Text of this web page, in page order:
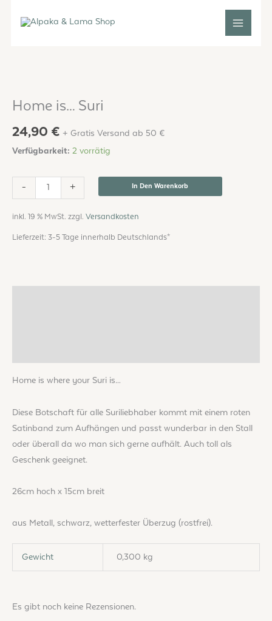
Inhalt
Home is… Suri
24,90 € + Gratis Versand ab 50 €
Verfügbarkeit: 2 vorrätig
-
Suri
+ In Den Warenkorb
inkl. 19 % MwSt. zzgl. Versandkosten
Lieferzeit: 3-5 Tage innerhalb Deutschlands*
Home is where your Suri is…
Diese Botschaft für alle Suriliebhaber kommt mit einem roten
Satinband zum Aufhängen und passt wunderbar in den Stall
oder überall da wo man sich gerne aufhält. Auch toll als
Geschenk geeignet.
26cm hoch x 15cm breit
aus Metall, schwarz, wetterfester Überzug (rostfrei).
Gewicht 0,300 kg
Es gibt noch keine Rezensionen.